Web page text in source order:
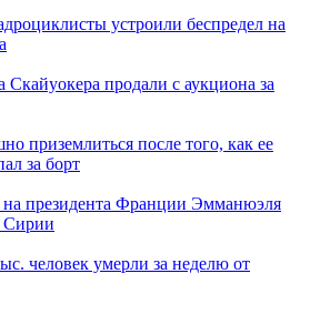
устроили беспредел на
продали с аукциона за
приземлиться после того, как ее
за борт
президента Франции Эмманюэля
Сирии
человек умерли за неделю от